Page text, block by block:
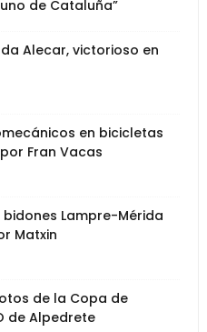
de Cataluña”
Alecar, victorioso en
en bicicletas
Fran Vacas
bidones Lampre-Mérida
Matxin
de la Copa de
de Alpedrete